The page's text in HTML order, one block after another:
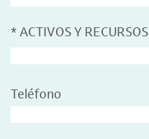
* ACTIVOS Y RECURSOS
Teléfono